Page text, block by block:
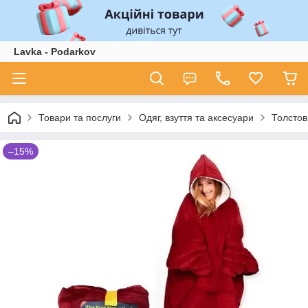
Lavka - Podarkov
Товари та послуги Одяг, взуття та аксесуари
–15%